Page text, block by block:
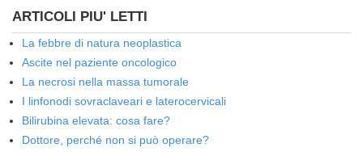
ARTICOLI PIU' LETTI
La febbre di natura neoplastica
Ascite nel paziente oncologico
La necrosi nella massa tumorale
I linfonodi sovraclaveari e laterocervicali
Bilirubina elevata: cosa fare?
Dottore, perché non si può operare?